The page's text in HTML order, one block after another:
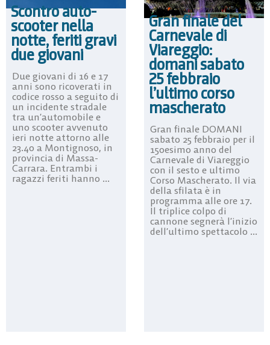
Scontro auto-
scooter nella
notte, feriti gravi
due giovani
Due giovani di 16 e 17
anni sono ricoverati in
codice rosso a seguito di
un incidente stradale
tra un’automobile e
uno scooter avvenuto
ieri notte attorno alle
23.40 a Montignoso, in
provincia di Massa-
Carrara. Entrambi i
ragazzi feriti hanno ...
Gran finale del
Carnevale di
Viareggio:
domani sabato
25 febbraio
l’ultimo corso
mascherato
Gran finale DOMANI
sabato 25 febbraio per il
150esimo anno del
Carnevale di Viareggio
con il sesto e ultimo
Corso Mascherato. Il via
della sfilata è in
programma alle ore 17.
Il triplice colpo di
cannone segnerà l’inizio
dell’ultimo spettacolo ...